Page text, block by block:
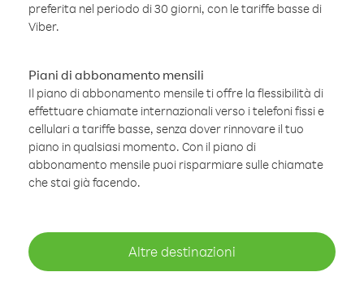
preferita nel periodo di 30 giorni, con le tariffe basse di
Viber.
Piani di abbonamento mensili
Il piano di abbonamento mensile ti offre la flessibilità di
effettuare chiamate internazionali verso i telefoni fissi e
cellulari a tariffe basse, senza dover rinnovare il tuo
piano in qualsiasi momento. Con il piano di
abbonamento mensile puoi risparmiare sulle chiamate
che stai già facendo.
Altre destinazioni